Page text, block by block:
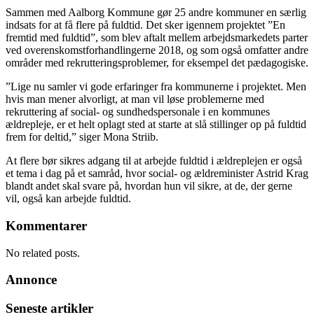
Sammen med Aalborg Kommune gør 25 andre kommuner en særlig
indsats for at få flere på fuldtid. Det sker igennem projektet ”En
fremtid med fuldtid”, som blev aftalt mellem arbejdsmarkedets parter
ved overenskomstforhandlingerne 2018, og som også omfatter andre
områder med rekrutteringsproblemer, for eksempel det pædagogiske.
”Lige nu samler vi gode erfaringer fra kommunerne i projektet. Men
hvis man mener alvorligt, at man vil løse problemerne med
rekruttering af social- og sundhedspersonale i en kommunes
ældrepleje, er et helt oplagt sted at starte at slå stillinger op på fuldtid
frem for deltid,” siger Mona Striib.
At flere bør sikres adgang til at arbejde fuldtid i ældreplejen er også
et tema i dag på et samråd, hvor social- og ældreminister Astrid Krag
blandt andet skal svare på, hvordan hun vil sikre, at de, der gerne
vil, også kan arbejde fuldtid.
Kommentarer
No related posts.
Annonce
Seneste artikler